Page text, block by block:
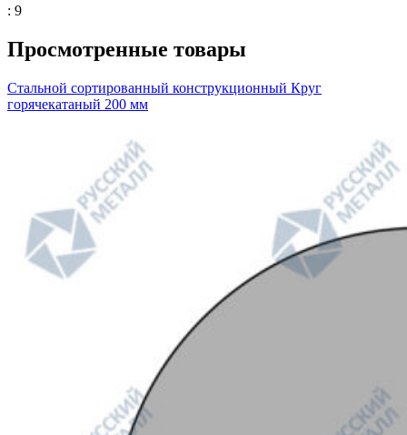
: 9
Просмотренные товары
Стальной сортированный конструкционный Круг
горячекатаный 200 мм